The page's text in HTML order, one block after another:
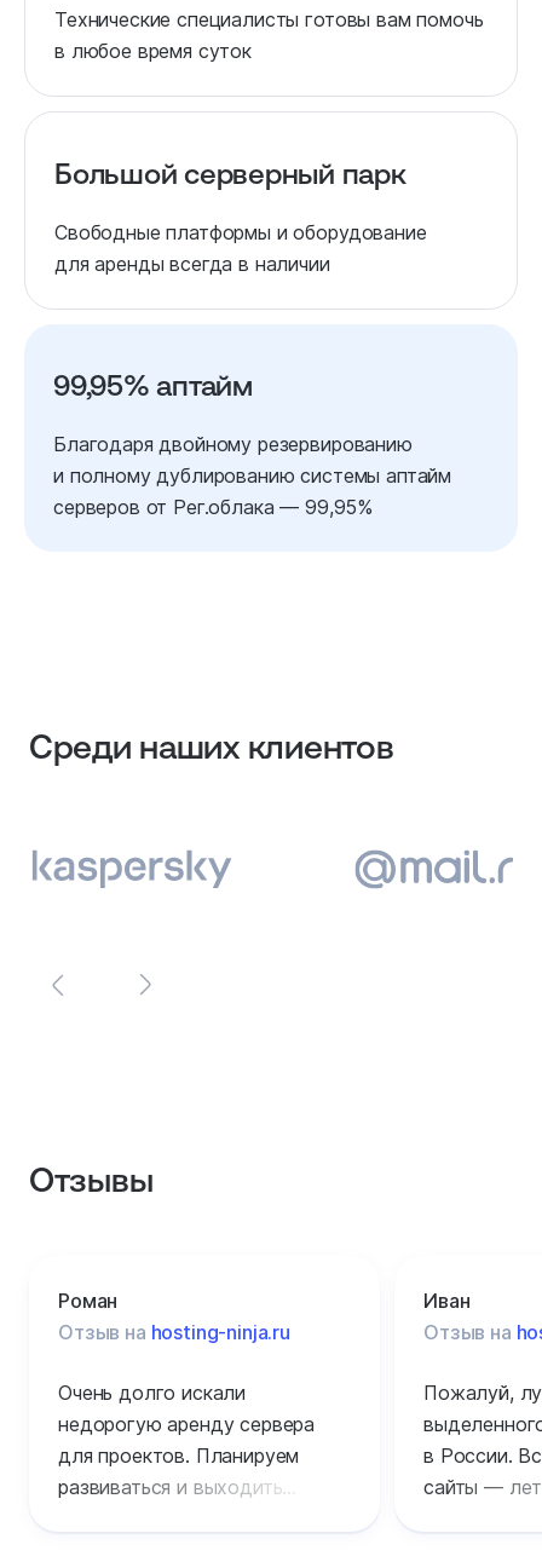
Технические специалисты готовы вам помочь
в любое время суток
Большой серверный парк
Свободные платформы и оборудование
для аренды всегда в наличии
99,95% аптайм
Благодаря двойному резервированию
и полному дублированию системы аптайм
серверов от Рег.облака — 99,95%
Среди наших клиентов
Отзывы
Роман
Отзыв на hosting-ninja.ru
Очень долго искали
недорогую аренду сервера
для проектов. Планируем
развиваться и выходить
Иван
Отзыв на
Пожалуй,
в России.
сайты —